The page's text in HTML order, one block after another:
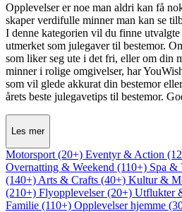
Opplevelser er noe man aldri kan få
skaper verdifulle minner man kan se
I denne kategorien vil du finne utvalgte
utmerket som julegaver til bestemor.
som liker seg ute i det fri, eller om din
minner i rolige omgivelser, har
som vil glede akkurat din bestemor
årets beste julegavetips til bestemor.
Les mer
Motorsport (20+) Eventyr & Action
Overnatting & Weekend (110+) Spa &
(140+) Arts & Crafts (40+) Kultur &
(210+) Flyopplevelser (20+) Utflukter
Familie (110+) Opplevelser hjemme